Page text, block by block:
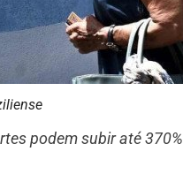
podem subir até 370%